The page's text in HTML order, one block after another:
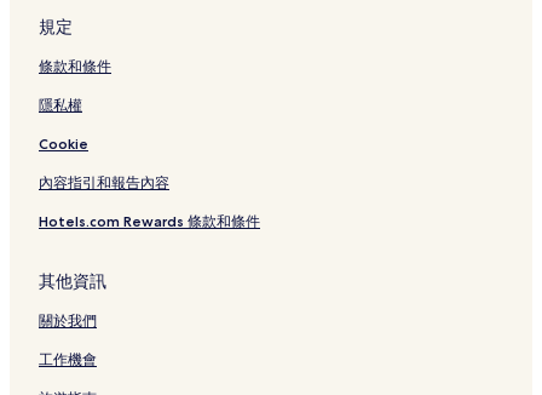
冬山的設有停車場的飯店
冬山的商務飯店
五結的商務飯店
五結的設有游泳池的飯店
五結的親子飯店
五結的設有健身中心的飯店
規定
條款和條件
隱私權
Cookie
內容指引和報告內容
Hotels.com Rewards 條款和條件
其他資訊
關於我們
工作機會